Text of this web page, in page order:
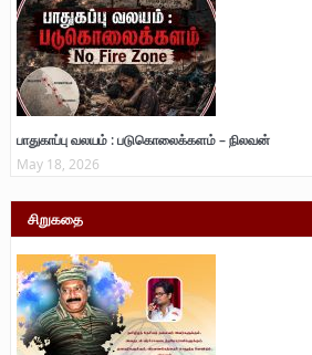
பாதுகாப்பு வலயம் : படுகொலைக்களம் – நிலவன்
May 18, 2026
சிறுகதை